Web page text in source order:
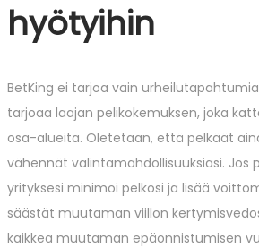
hyötyihin
BetKing ei tarjoa vain
tarjoaa laajan pelikokemuksen, joka
osa-alueita. Oletetaan, että pelkäät
vähennät valintamahdollisuuksiasi. Jos
yrityksesi minimoi pelkosi ja lisää
säästät muutaman viillon
kaikkea muutaman epäonnistumisen